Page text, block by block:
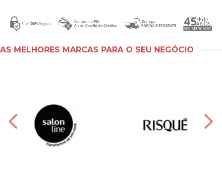
AS MELHORES MARCAS PARA O SEU NEGÓCIO